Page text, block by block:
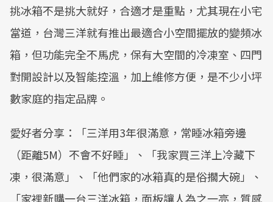
Mute
挑冰箱不是挑大就好，合適才是重點，尤其現在小宅
當道，台灣三洋就有推出最適合小空間擺放的變頻冰
箱，但功能完全不馬虎，保有大空間的冷凍室、四門
對開設計以及智能控溫，加上維修方便，是不少小坪
數家庭的指定品牌。
愛好者分享：「三洋用3年很滿意，常睡冰箱旁邊
（距離5M）不會不好睡」、「我家買三洋上冷藏下
凍，很滿意」、「他們家的冰箱真的是俗擱大碗」、
「家裡新購一台三洋冰箱，面板讓人為之一亮，質感